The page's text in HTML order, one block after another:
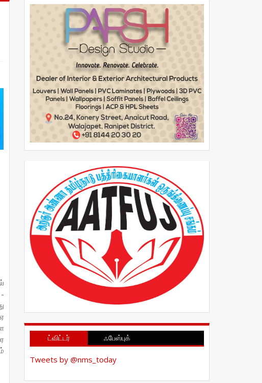
ட்விட்டர் ஃபேஸ்புக்
Tweets by @nms_today